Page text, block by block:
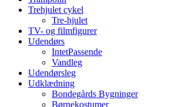
Trehjulet cykel
Tre-hjulet
TV- og filmfigurer
Udendørs
IntetPassende
Vandleg
Udendørsleg
Udklædning
Bondegårds Bygninger
Børnekostumer